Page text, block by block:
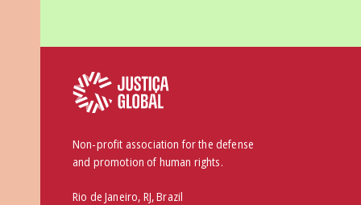
Non-profit association for the defense
and promotion of human rights.
Rio de Janeiro, RJ, Brazil